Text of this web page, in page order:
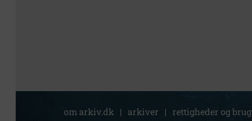
om arkiv.dk | arkiver | rettigheder og brug